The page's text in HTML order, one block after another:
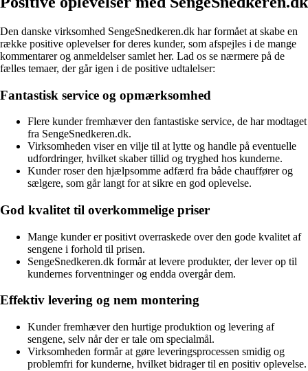
Den danske virksomhed SengeSnedkeren.dk har formået at skabe en
række positive oplevelser for deres kunder, som afspejles i de mange
kommentarer og anmeldelser samlet her. Lad os se nærmere på de
fælles temaer, der går igen i de positive udtalelser:
Fantastisk service og opmærksomhed
Flere kunder fremhæver den fantastiske service, de har modtaget
fra SengeSnedkeren.dk.
Virksomheden viser en vilje til at lytte og handle på eventuelle
udfordringer, hvilket skaber tillid og tryghed hos kunderne.
Kunder roser den hjælpsomme adfærd fra både chauffører og
sælgere, som går langt for at sikre en god oplevelse.
God kvalitet til overkommelige priser
Mange kunder er positivt overraskede over den gode kvalitet af
sengene i forhold til prisen.
SengeSnedkeren.dk formår at levere produkter, der lever op til
kundernes forventninger og endda overgår dem.
Effektiv levering og nem montering
Kunder fremhæver den hurtige produktion og levering af
sengene, selv når der er tale om specialmål.
Virksomheden formår at gøre leveringsprocessen smidig og
problemfri for kunderne, hvilket bidrager til en positiv oplevelse.